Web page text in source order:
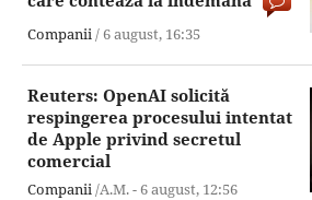
Companii/6 august, 16:35
Reuters: OpenAI solicită
respingerea procesului intentat
de Apple privind secretul
comercial
Companii /A.M. -6 august, 12:56